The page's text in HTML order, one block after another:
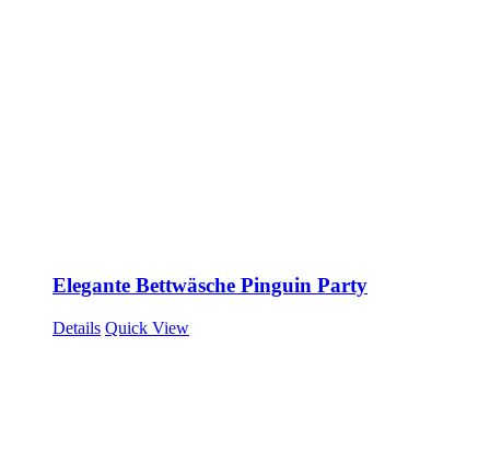
Elegante Bettwäsche Pinguin Party
Details Quick View